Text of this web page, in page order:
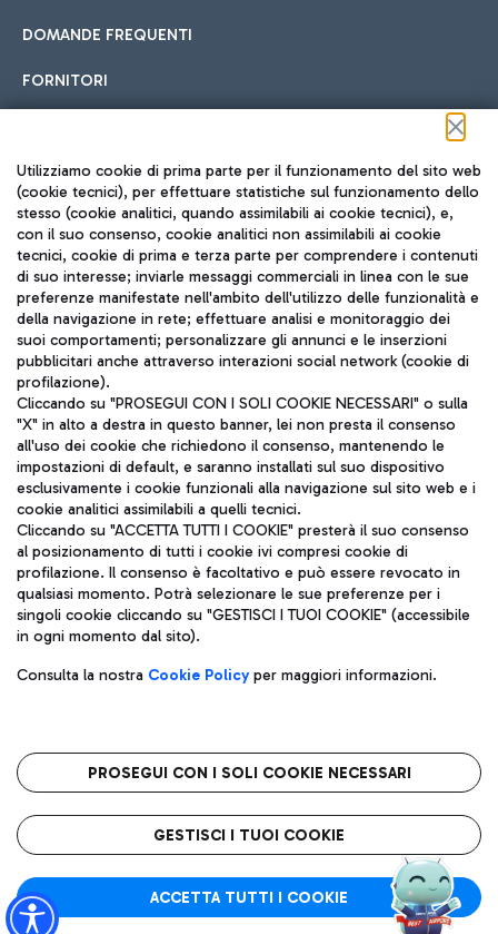
DOMANDE FREQUENTI
FORNITORI
Seguici sui social
TRAVEL JOURNAL
ITA
Aeroporti di Roma S.p.A. - Società soggetta a direzione e
coordinamento di Mundys S.p.A.
Codice fiscale e Registro delle Imprese di Roma 13032990155 P.
IVA 06572251004
Capitale sociale 62.224.743,00 int. vers.
Sede legale: Via Pier Paolo Racchetti 1 - 00054 Fiumicino (RM)
telefono +39 06 65951
Privacy policy
Note legali
Roma FCO
L'aeroporto stellato
Utilizziamo cookie di prima parte per il funzionamento del sito web
(cookie tecnici), per effettuare statistiche sul funzionamento dello
stesso (cookie analitici, quando assimilabili ai cookie tecnici), e,
con il suo consenso, cookie analitici non assimilabili ai cookie
tecnici, cookie di prima e terza parte per comprendere i contenuti
di suo interesse; inviarle messaggi commerciali in linea con le sue
preferenze manifestate nell'ambito dell'utilizzo delle funzionalità e
della navigazione in rete; effettuare analisi e monitoraggio dei
suoi comportamenti; personalizzare gli annunci e le inserzioni
pubblicitari anche attraverso interazioni social network (cookie di
profilazione).
Cliccando su "PROSEGUI CON I SOLI COOKIE NECESSARI" o sulla
"X" in alto a destra in questo banner, lei non presta il consenso
all'uso dei cookie che richiedono il consenso, mantenendo le
impostazioni di default, e saranno installati sul suo dispositivo
esclusivamente i cookie funzionali alla navigazione sul sito web e i
cookie analitici assimilabili a quelli tecnici.
Cliccando su "ACCETTA TUTTI I COOKIE" presterà il suo consenso
al posizionamento di tutti i cookie ivi compresi cookie di
profilazione. Il consenso è facoltativo e può essere revocato in
qualsiasi momento. Potrà selezionare le sue preferenze per i
singoli cookie cliccando su "GESTISCI I TUOI COOKIE" (accessibile
in ogni momento dal sito).
Consulta la nostra Cookie Policyper maggiori informazioni.
PROSEGUI CON I SOLI COOKIE NECESSARI
GESTISCI I TUOI COOKIE
ACCETTA TUTTI I COOKIE